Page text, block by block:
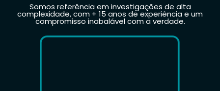
Somos referência em investigações de alta
complexidade, com + 15 anos de experiência e um
compromisso inabalável com a verdade.